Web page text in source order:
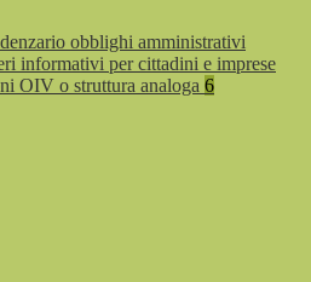
obblighi amministrativi
informativi per cittadini e imprese
OIV o struttura analoga 6